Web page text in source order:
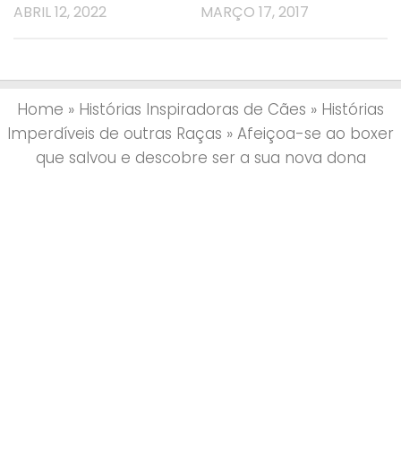
ABRIL 12, 2022 MARÇO 17, 2017
Home » Histórias Inspiradoras de Cães » Histórias
Imperdíveis de outras Raças » Afeiçoa-se ao boxer
que salvou e descobre ser a sua nova dona